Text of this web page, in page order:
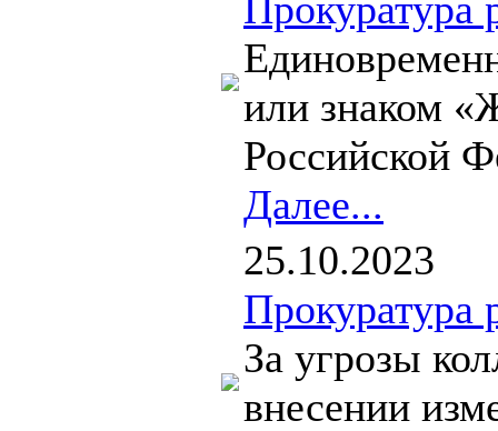
или знаком
Российской
Далее...
25.10.2023
Прокуратура
За угрозы
внесении